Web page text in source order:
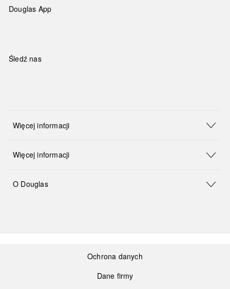
Douglas App
Śledź nas
Więcej informacji
Więcej informacji
O Douglas
Ochrona danych
Dane firmy